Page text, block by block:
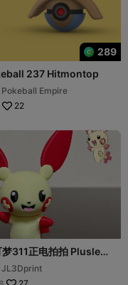
289
237 Hitmontop
Pokeball Empire
22
311正电拍拍 Plusle分
印，站立挥手姿势
JL3Dprint